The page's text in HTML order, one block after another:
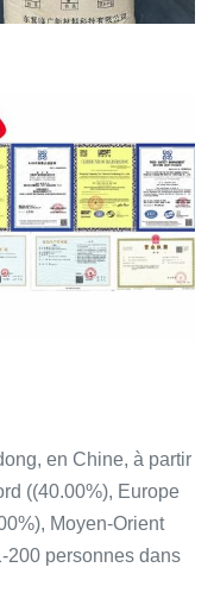
en Chine, à partir
((40.00%), Europe
Moyen-Orient
200 personnes dans